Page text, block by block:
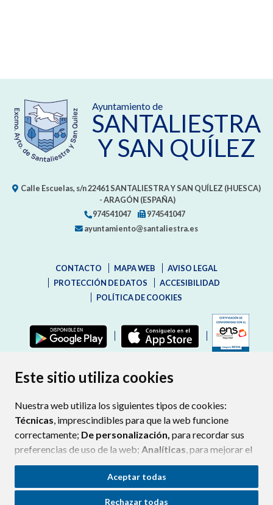
Este sitio utiliza cookies
Nuestra web utiliza los siguientes tipos de cookies:
Técnicas, imprescindibles para que la web funcione
correctamente; De personalización, para recordar sus
preferencias de uso de la web; Analíticas, para mejorar el
funcionamiento de la web y sus servicios.
Si acepta pulsando el botón“Aceptar todas”
Aceptar todas
Rechazar todas
Ayuntamiento de
SANTALIESTRA
Y SAN QUÍLEZ
Calle Escuelas, s/n22461SANTALIESTRA Y SAN QUÍLEZ (HUESCA)
- ARAGÓN (ESPAÑA)
974541047
974541047
ayuntamiento@santaliestra.es
CONTACTO MAPA WEB
AVISO LEGAL
PROTECCIÓN DE DATOS
ACCESIBILIDAD
POLÍTICA DE COOKIES